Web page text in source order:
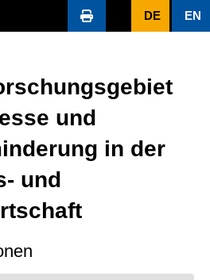
DE EN
und
in der
und